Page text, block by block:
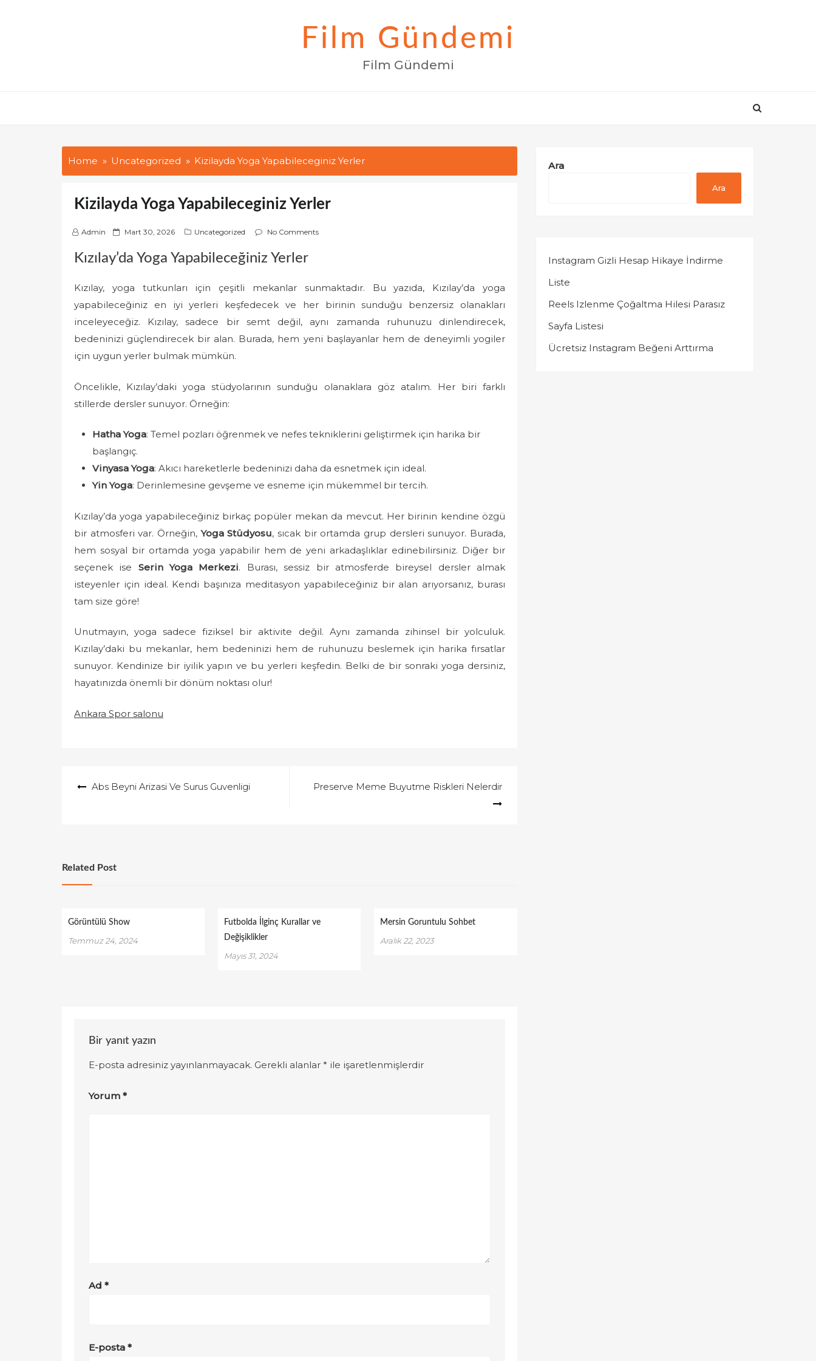
Film Gündemi
Film Gündemi
Home Uncategorized Kizilayda Yoga Yapabileceginiz Yerler
Kizilayda Yoga Yapabileceginiz Yerler
Admin
P
s
e
n
Mart 30, 2026 Uncategorized No Comments
Kızılay’da Yoga Yapabileceğiniz Yerler
Kızılay, yoga tutkunları için çeşitli mekanlar sunmaktadır. Bu yazıda, Kızılay’da yoga
yapabileceğiniz en iyi yerleri keşfedecek ve her birinin sunduğu benzersiz olanakları
inceleyeceğiz. Kızılay, sadece bir semt değil, aynı zamanda ruhunuzu dinlendirecek,
bedeninizi güçlendirecek bir alan. Burada, hem yeni başlayanlar hem de deneyimli yogiler
için uygun yerler bulmak mümkün.
Öncelikle, Kızılay’daki yoga stüdyolarının sunduğu olanaklara göz atalım. Her biri farklı
stillerde dersler sunuyor. Örneğin:
Hatha Yoga: Temel pozları öğrenmek ve nefes tekniklerini geliştirmek için harika bir
başlangıç.
Vinyasa Yoga: Akıcı hareketlerle bedeninizi daha da esnetmek için ideal.
Yin Yoga: Derinlemesine gevşeme ve esneme için mükemmel bir tercih.
Kızılay’da yoga yapabileceğiniz birkaç popüler mekan da mevcut. Her birinin kendine özgü
bir atmosferi var. Örneğin,Yoga Stüdyosu, sıcak bir ortamda grup dersleri sunuyor. Burada,
hem sosyal bir ortamda yoga yapabilir hem de yeni arkadaşlıklar edinebilirsiniz. Diğer bir
seçenek ise Serin Yoga Merkezi. Burası, sessiz bir atmosferde bireysel dersler almak
isteyenler için ideal. Kendi başınıza meditasyon yapabileceğiniz bir alan arıyorsanız, burası
tam size göre!
Unutmayın, yoga sadece fiziksel bir aktivite değil. Aynı zamanda zihinsel bir yolculuk.
Kızılay’daki bu mekanlar, hem bedeninizi hem de ruhunuzu beslemek için harika fırsatlar
sunuyor. Kendinize bir iyilik yapın ve bu yerleri keşfedin. Belki de bir sonraki yoga dersiniz,
hayatınızda önemli bir dönüm noktası olur!
Ankara Spor salonu
gezinmesi
Abs Beyni Arizasi Ve Surus Guvenligi Preserve Meme Buyutme Riskleri Nelerdir
Related Post
Görüntülü Show
Temmuz 24, 2024
Futbolda İlginç Kurallar ve
Değişiklikler
Mayıs 31, 2024
Mersin Goruntulu Sohbet
Aralık 22, 2023
Bir yanıt yazın
E-posta adresiniz yayınlanmayacak. Gerekli alanlar* ile işaretlenmişlerdir
Yorum*
Ad*
E-posta*
Ara
Ara
Instagram Gizli Hesap Hikaye İndirme
Liste
Reels Izlenme Çoğaltma Hilesi Parasız
Sayfa Listesi
Ücretsiz Instagram Beğeni Arttırma